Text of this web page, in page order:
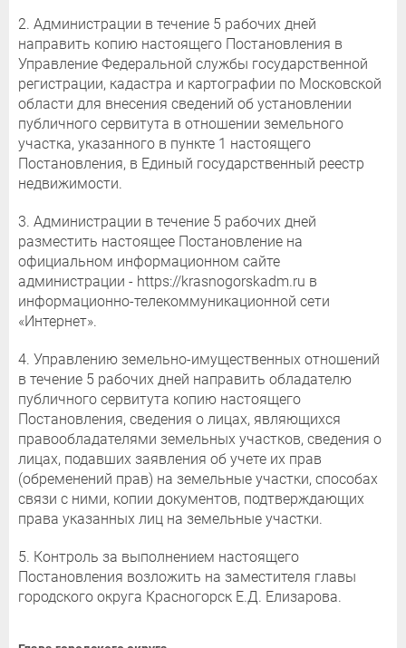
2. Администрации в течение 5 рабочих дней
направить копию настоящего Постановления в
Управление Федеральной службы государственной
регистрации, кадастра и картографии по Московской
области для внесения сведений об установлении
публичного сервитута в отношении земельного
участка, указанного в пункте 1 настоящего
Постановления, в Единый государственный реестр
недвижимости.
3. Администрации в течение 5 рабочих дней
разместить настоящее Постановление на
официальном информационном сайте
администрации - https://krasnogorskadm.ru в
информационно-телекоммуникационной сети
«Интернет».
4. Управлению земельно-имущественных отношений
в течение 5 рабочих дней направить обладателю
публичного сервитута копию настоящего
Постановления, сведения о лицах, являющихся
правообладателями земельных участков, сведения о
лицах, подавших заявления об учете их прав
(обременений прав) на земельные участки, способах
связи с ними, копии документов, подтверждающих
права указанных лиц на земельные участки.
5. Контроль за выполнением настоящего
Постановления возложить на заместителя главы
городского округа Красногорск Е.Д. Елизарова.